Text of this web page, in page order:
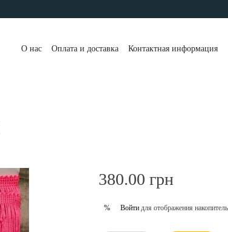
О нас Оплата и доставка Контактная информация
380.00 грн
% Войти для отображения